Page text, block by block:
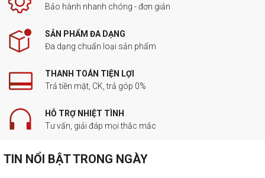
Bảo hành nhanh chóng - đơn giản
SẢN PHẨM ĐA DẠNG
Đa dạng chuẩn loại sản phẩm
THANH TOÁN TIỆN LỢI
Trả tiền mặt, CK, trả góp 0%
HỖ TRỢ NHIỆT TÌNH
Tư vấn, giải đáp mọi thắc mắc
TIN NỔI BẬT TRONG NGÀY